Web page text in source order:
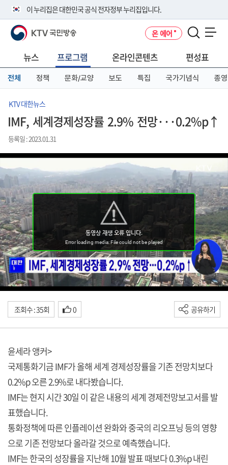
이 누리집은 대한민국 공식 전자정부 누리집입니다.
공식 누리집 주소 확인하기
니다.
이밖에 or.kr 또는 .kr등 다른 도메인 주소를 사용하고 있다면 아래 URL에
서 도메인 주소를 확인해 보세요
KTV 국민방송 온 에어
뉴스 프로그램 온라인콘텐츠 편성표
전체 정책 문화/교양 보도 특집 국가기념식 종영
KTV 대한뉴스
IMF, 세계경제성장률 2.9% 전망···0.2%p↑
등록일 : 2023.01.31
조회수 : 35회 0 공유하기
윤세라 앵커>
국제통화기금 IMF가 올해 세계 경제성장률을 기존 전망치보다
0.2%p 오른 2.9%로 내다봤습니다.
IMF는 현지 시간 30일 이 같은 내용의 세계 경제전망보고서를 발
표했습니다.
통화정책에 따른 인플레이션 완화와 중국의 리오프닝 등의 영향
으로 기존 전망보다 올라갈 것으로 예측했습니다.
IMF는 한국의 성장률을 지난해 10월 발표 때보다 0.3%p 내린